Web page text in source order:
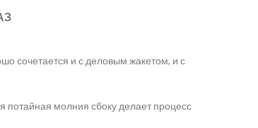
сочетается и с деловым жакетом, и с
потайная молния сбоку делает процесс